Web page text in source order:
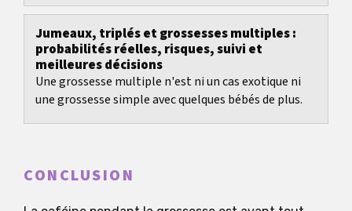
Jumeaux, triplés et grossesses multiples :
probabilités réelles, risques, suivi et
meilleures décisions
Une grossesse multiple n'est ni un cas exotique ni
une grossesse simple avec quelques bébés de plus.
CONCLUSION